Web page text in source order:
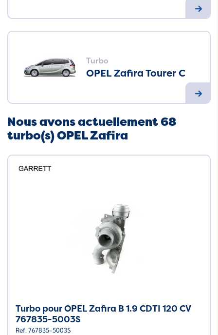
Turbo
OPEL Zafira Tourer C
Nous avons actuellement 68
turbo(s) OPEL Zafira
Turbo pour OPEL Zafira B 1.9 CDTI 120 CV
767835-5003S
Ref. 767835-5003S